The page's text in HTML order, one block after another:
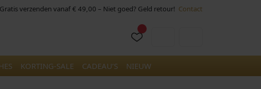
verzenden vanaf € 49,00 – Niet goed? Geld retour! Contact
KORTING-SALE CADEAU’S NIEUW